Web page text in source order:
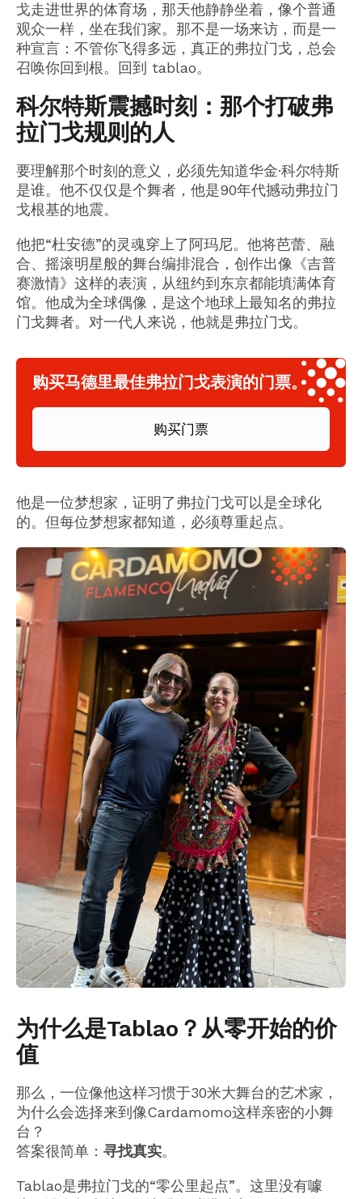
戈走进世界的体育场，那天他静静坐着，像个普通
观众一样，坐在我们家。那不是一场来访，而是一
种宣言：不管你飞得多远，真正的弗拉门戈，总会
召唤你回到根。回到 tablao。
科尔特斯震撼时刻：那个打破弗
拉门戈规则的人
要理解那个时刻的意义，必须先知道华金·科尔特斯
是谁。他不仅仅是个舞者，他是90年代撼动弗拉门
戈根基的地震。
他把“杜安德”的灵魂穿上了阿玛尼。他将芭蕾、融
合、摇滚明星般的舞台编排混合，创作出像《吉普
赛激情》这样的表演，从纽约到东京都能填满体育
馆。他成为全球偶像，是这个地球上最知名的弗拉
门戈舞者。对一代人来说，他就是弗拉门戈。
购买马德里最佳弗拉门戈表演的门票。
购买门票
他是一位梦想家，证明了弗拉门戈可以是全球化
的。但每位梦想家都知道，必须尊重起点。
为什么是Tablao？从零开始的价
值
那么，一位像他这样习惯于30米大舞台的艺术家，
为什么会选择来到像Cardamomo这样亲密的小舞
台？
答案很简单： 寻找真实。
Tablao是弗拉门戈的“零公里起点”。这里没有噱